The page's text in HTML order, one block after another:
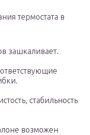
термостата в
зашкаливает.
стабильность
возможен